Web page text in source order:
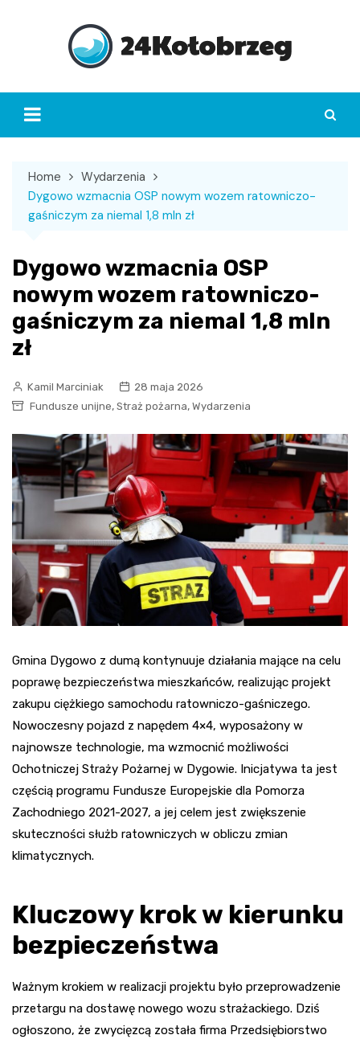
Home
Wydarzenia
Dygowo wzmacnia OSP nowym wozem ratowniczo-
gaśniczym za niemal 1,8 mln zł
Dygowo wzmacnia OSP
nowym wozem ratowniczo-
gaśniczym za niemal 1,8 mln
zł
Kamil Marciniak
28 maja 2026
Fundusze unijne, Straż pożarna, Wydarzenia
Gmina Dygowo z dumą kontynuuje działania mające na celu
poprawę bezpieczeństwa mieszkańców, realizując projekt
zakupu ciężkiego samochodu ratowniczo-gaśniczego.
Nowoczesny pojazd z napędem 4×4, wyposażony w
najnowsze technologie, ma wzmocnić możliwości
Ochotniczej Straży Pożarnej w Dygowie. Inicjatywa ta jest
częścią programu Fundusze Europejskie dla Pomorza
Zachodniego 2021-2027, a jej celem jest zwiększenie
skuteczności służb ratowniczych w obliczu zmian
klimatycznych.
Kluczowy krok w kierunku
bezpieczeństwa
Ważnym krokiem w realizacji projektu było przeprowadzenie
przetargu na dostawę nowego wozu strażackiego. Dziś
ogłoszono, że zwycięzcą została firma Przedsiębiorstwo